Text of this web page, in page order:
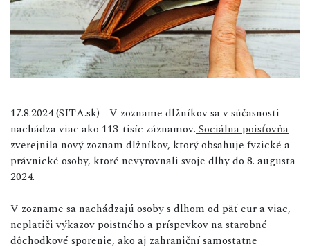
17.8.2024 (SITA.sk) - V zozname dlžníkov sa v súčasnosti
nachádza viac ako 113-tisíc záznamov. Sociálna poisťovňa
zverejnila nový zoznam dlžníkov, ktorý obsahuje fyzické a
právnické osoby, ktoré nevyrovnali svoje dlhy do 8. augusta
2024.
V zozname sa nachádzajú osoby s dlhom od päť eur a viac,
neplatiči výkazov poistného a príspevkov na starobné
dôchodkové sporenie, ako aj zahraniční samostatne